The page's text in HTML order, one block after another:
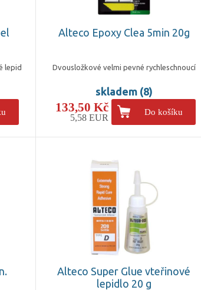
lepid
Alteco Epoxy Clea 5min 20g
Dvousložkové velmi pevné rychleschnoucí
skladem (8)
133,50 Kč
5,58 EUR
Do košíku
Alteco Super Glue vteřinové
lepidlo 20 g